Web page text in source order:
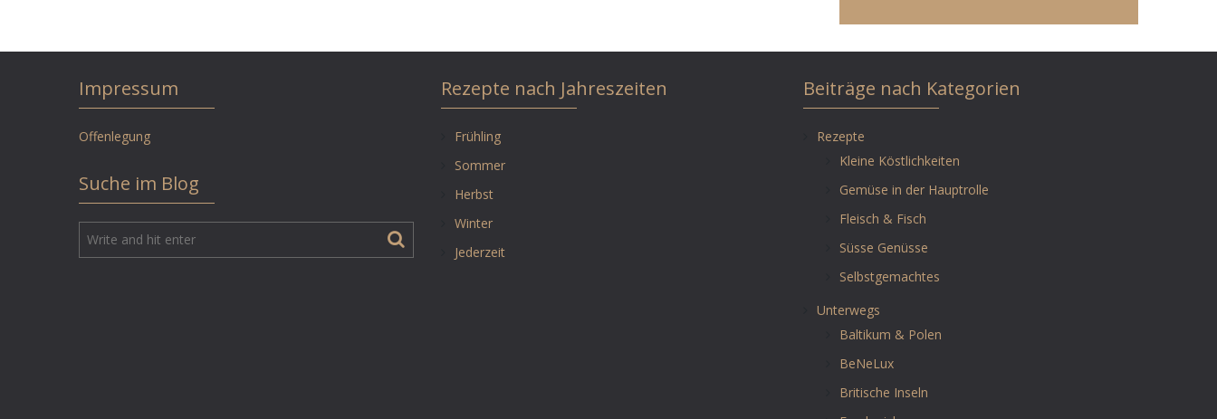
Impressum
Offenlegung
Suche im Blog
Rezepte nach Jahreszeiten
Frühling
Sommer
Herbst
Winter
Jederzeit
Beiträge nach Kategorien
Rezepte
Kleine Köstlichkeiten
Gemüse in der Hauptrolle
Fleisch & Fisch
Süsse Genüsse
Selbstgemachtes
Unterwegs
Baltikum & Polen
BeNeLux
Britische Inseln